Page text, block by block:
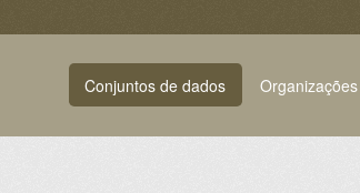
Conjuntos de dados Organizações